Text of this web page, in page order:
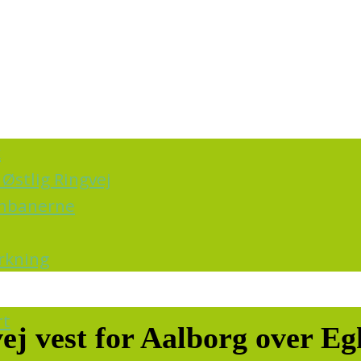
Ringvej
vest for Aalborg over